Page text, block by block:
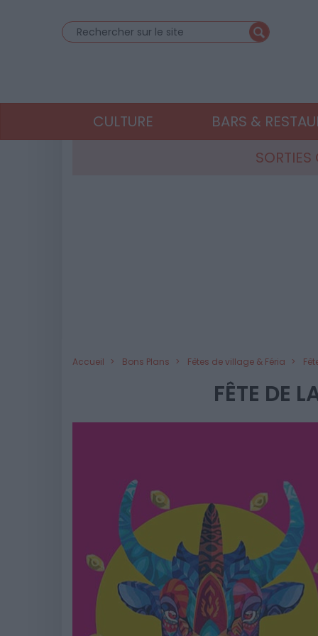
CULTURE BARS &
SORTIES
Accueil Bons Plans Fêtes de village & Féria
FÊTE DE